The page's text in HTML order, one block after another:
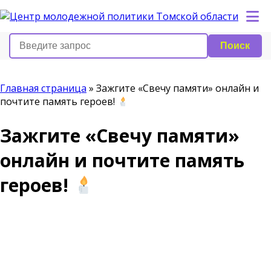
Поиск
Главная страница » Зажгите «Свечу памяти» онлайн и
почтите память героев!
Зажгите «Свечу памяти»
онлайн и почтите память
героев!